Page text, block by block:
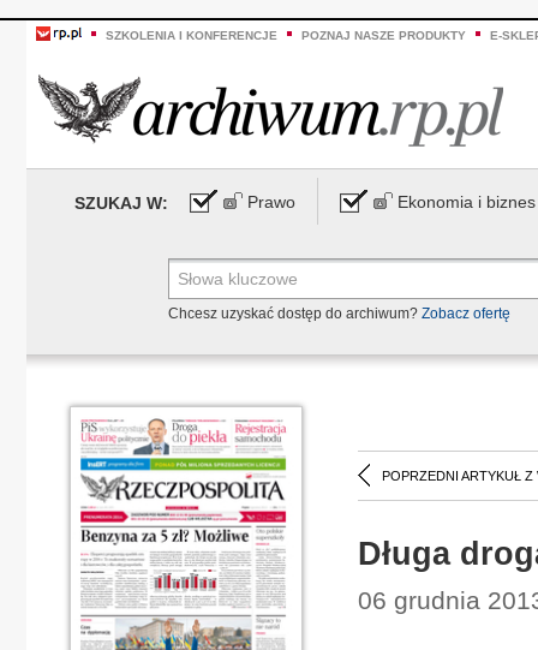
SZKOLENIA I KONFERENCJE POZNAJ NASZE PRODUKTY E-
SZUKAJ W: Prawo Ekonomia i biznes
Chcesz uzyskać dostęp do archiwum? Zobacz ofertę
POPRZEDNI ARTYKUŁ Z
Długa
06 grudnia